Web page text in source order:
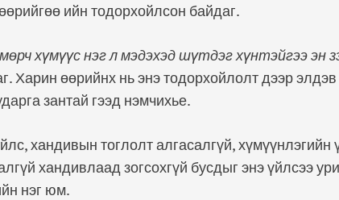
ийн тодорхойлсон байдаг.
хүмүүс нэг л мэдэхэд шүтдэг хүнтэйгээ эн
Харин өөрийнх нь энэ тодорхойлолт дээр
зантай гээд нэмчихье.
хандивын тоглолт алгасалгүй, хүмүүнлэгийн
хандивлаад зогсохгүй бусдыг энэ үйлсээ
нэг юм.